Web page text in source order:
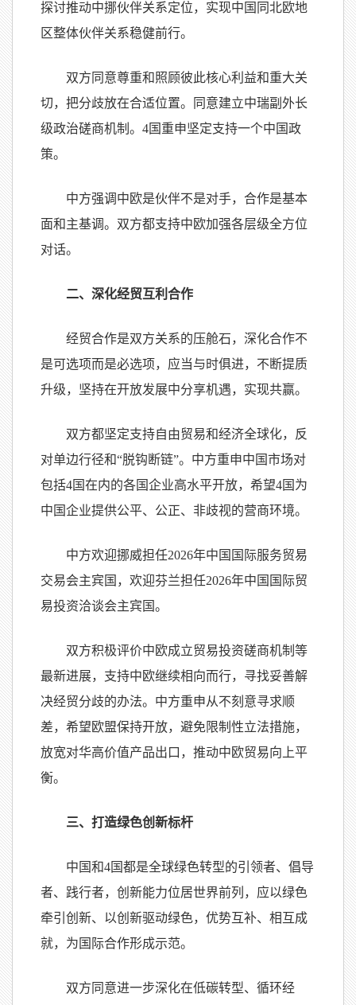
探讨推动中挪伙伴关系定位，实现中国同北欧地
区整体伙伴关系稳健前行。
双方同意尊重和照顾彼此核心利益和重大关
切，把分歧放在合适位置。同意建立中瑞副外长
级政治磋商机制。 4国重申坚定支持一个中国政
策。
中方强调中欧是伙伴不是对手，合作是基本
面和主基调。双方都支持中欧加强各层级全方位
对话。
二、深化经贸互利合作
经贸合作是双方关系的压舱石，深化合作不
是可选项而是必选项，应当与时俱进，不断提质
升级，坚持在开放发展中分享机遇，实现共赢。
双方都坚定支持自由贸易和经济全球化，反
对单边行径和“脱钩断链”。中方重申中国市场对
包括4国在内的各国企业高水平开放，希望4国为
中国企业提供公平、公正、非歧视的营商环境。
中方欢迎挪威担任2026年中国国际服务贸易
交易会主宾国，欢迎芬兰担任2026年中国国际贸
易投资洽谈会主宾国。
双方积极评价中欧成立贸易投资磋商机制等
最新进展，支持中欧继续相向而行，寻找妥善解
决经贸分歧的办法。中方重申从不刻意寻求顺
差，希望欧盟保持开放，避免限制性立法措施，
放宽对华高价值产品出口，推动中欧贸易向上平
衡。
三、打造绿色创新标杆
中国和4国都是全球绿色转型的引领者、倡导
者、践行者，创新能力位居世界前列，应以绿色
牵引创新、以创新驱动绿色，优势互补、相互成
就，为国际合作形成示范。
双方同意进一步深化在低碳转型、循环经